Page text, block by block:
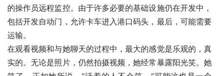
的操作员远程监控。由于许多必要的基础设施仍在开发中，
包括开发自动门，允许卡车进入港口码头，最后，可能需要
运输。
在观看视频和与她聊天的过程中，最大的感觉是乐观的，真
实的。无论是照片，仍然拍摄视频，她经常暴露阳光笑。她